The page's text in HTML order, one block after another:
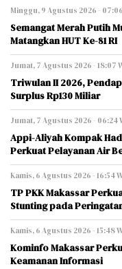
Minggu, 9 Agustus 2026 -
Semangat Merah Putih
Matangkan HUT Ke-81 RI
Jumat, 7 Agustus 2026 - 18:07
Triwulan II 2026,
Surplus Rp130 Miliar
Jumat, 7 Agustus 2026 - 06:24
Appi-Aliyah Kompak
Perkuat Pelayanan Air
Kamis, 6 Agustus 2026 - 16:54
TP PKK Makassar
Stunting pada
Kamis, 6 Agustus 2026 - 15:48
Kominfo Makassar
Keamanan Informasi